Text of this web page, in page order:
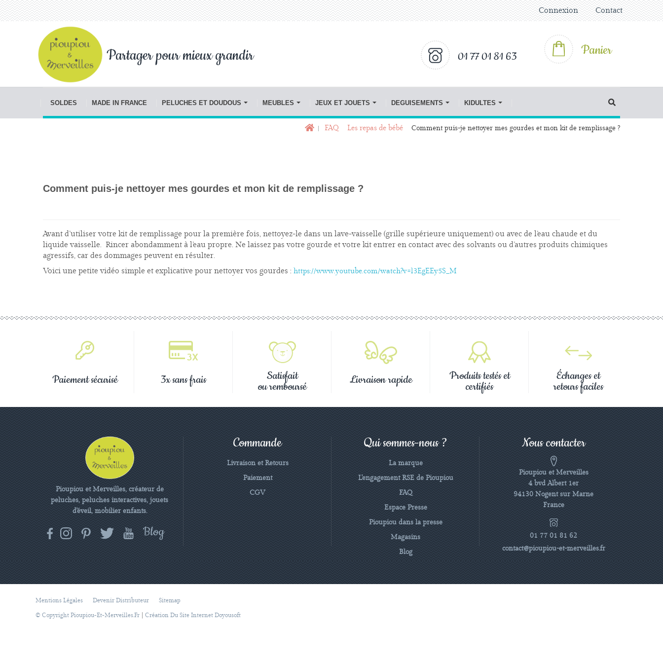
Connexion Contact
01 77 01 81 63
Partager pour mieux grandir Panier
SOLDES MADE IN FRANCE PELUCHES ET DOUDOUS MEUBLES JEUX ET JOUETS DEGUISEMENTS KIDULTES
FAQ Les repas de bébé Comment puis-je nettoyer mes gourdes et mon kit de remplissage ?
Comment puis-je nettoyer mes gourdes et mon kit de remplissage ?
Avant d’utiliser votre kit de remplissage pour la première fois, nettoyez-le dans un lave-vaisselle (grille supérieure uniquement) ou avec de l’eau chaude et du
liquide vaisselle. Rincer abondamment à l’eau propre. Ne laissez pas votre gourde et votre kit entrer en contact avec des solvants ou d’autres produits chimiques
agressifs, car des dommages peuvent en résulter.
Voici une petite vidéo simple et explicative pour nettoyer vos gourdes : https://www.youtube.com/watch?v=l3EgEEy5S_M
Paiement sécurisé 3x sans frais Satisfait
ou remboursé Livraison rapide Produits testés et
certifiés
Échanges et
retours faciles
Pioupiou et Merveilles, créateur de
peluches, peluches interactives, jouets
d'éveil, mobilier enfants.
Commande
Livraison et Retours
Paiement
CGV
Qui sommes-nous ?
La marque
L'engagement RSE de Pioupiou
FAQ
Espace Presse
Pioupiou dans la presse
Magasins
Blog
Nous contacter
Pioupiou et Merveilles
4 bvd Albert 1er
94130 Nogent sur Marne
France
01 77 01 81 62
contact@pioupiou-et-merveilles.fr
Mentions Légales Devenir Distributeur
Sitemap
© Copyright Pioupiou-Et-Merveilles.fr
Création Du Site Internet Doyousoft